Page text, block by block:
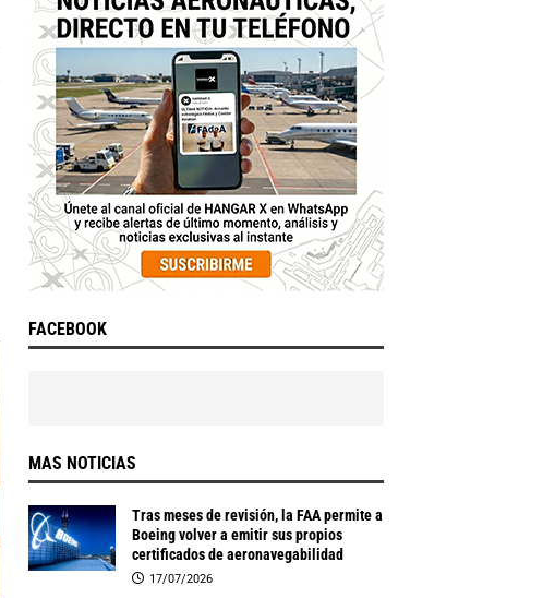
FACEBOOK
MAS NOTICIAS
Tras meses de revisión, la FAA permite a
Boeing volver a emitir sus propios
certificados de aeronavegabilidad
17/07/2026